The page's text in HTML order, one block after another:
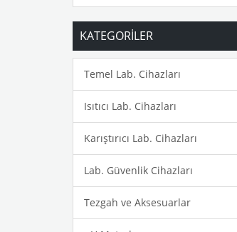
KATEGORİLER
Temel Lab. Cihazları
Isıtıcı Lab. Cihazları
Karıştırıcı Lab. Cihazları
Lab. Güvenlik Cihazları
Tezgah ve Aksesuarlar